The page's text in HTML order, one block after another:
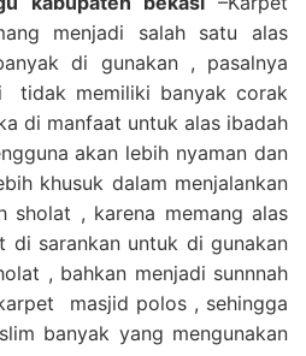
menjadi salah satu alas
di gunakan , pasalnya
tidak memiliki banyak corak
di manfaat untuk alas ibadah
akan lebih nyaman dan
khusuk dalam menjalankan
sholat , karena memang alas
sarankan untuk di gunakan
, bahkan menjadi sunnnah
masjid polos , sehingga
banyak yang mengunakan